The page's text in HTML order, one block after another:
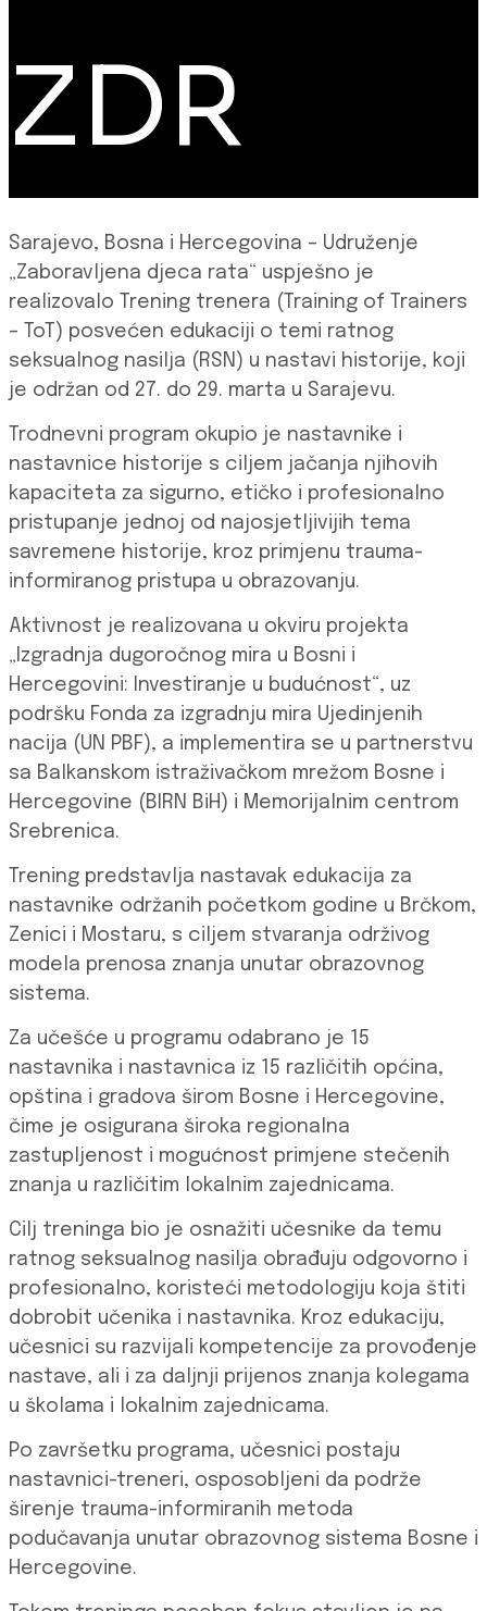
ZDR
Sarajevo, Bosna i Hercegovina – Udruženje
„Zaboravljena djeca rata“ uspješno je
realizovalo Trening trenera (Training of Trainers
– ToT) posvećen edukaciji o temi ratnog
seksualnog nasilja (RSN) u nastavi historije, koji
je održan od 27. do 29. marta u Sarajevu.
Trodnevni program okupio je nastavnike i
nastavnice historije s ciljem jačanja njihovih
kapaciteta za sigurno, etičko i profesionalno
pristupanje jednoj od najosjetljivijih tema
savremene historije, kroz primjenu trauma-
informiranog pristupa u obrazovanju.
Aktivnost je realizovana u okviru projekta
„Izgradnja dugoročnog mira u Bosni i
Hercegovini: Investiranje u budućnost“, uz
podršku Fonda za izgradnju mira Ujedinjenih
nacija (UN PBF), a implementira se u partnerstvu
sa Balkanskom istraživačkom mrežom Bosne i
Hercegovine (BIRN BiH) i Memorijalnim centrom
Srebrenica.
Trening predstavlja nastavak edukacija za
nastavnike održanih početkom godine u Brčkom,
Zenici i Mostaru, s ciljem stvaranja održivog
modela prenosa znanja unutar obrazovnog
sistema.
Za učešće u programu odabrano je 15
nastavnika i nastavnica iz 15 različitih općina,
opština i gradova širom Bosne i Hercegovine,
čime je osigurana široka regionalna
zastupljenost i mogućnost primjene stečenih
znanja u različitim lokalnim zajednicama.
Cilj treninga bio je osnažiti učesnike da temu
ratnog seksualnog nasilja obrađuju odgovorno i
profesionalno, koristeći metodologiju koja štiti
dobrobit učenika i nastavnika. Kroz edukaciju,
učesnici su razvijali kompetencije za provođenje
nastave, ali i za daljnji prijenos znanja kolegama
u školama i lokalnim zajednicama.
Po završetku programa, učesnici postaju
nastavnici-treneri, osposobljeni da podrže
širenje trauma-informiranih metoda
podučavanja unutar obrazovnog sistema Bosne i
Hercegovine.